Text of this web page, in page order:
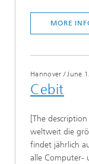
MORE
Hannover /June
Cebit
[The
weltweit die
findet jährlich
alle Computer-